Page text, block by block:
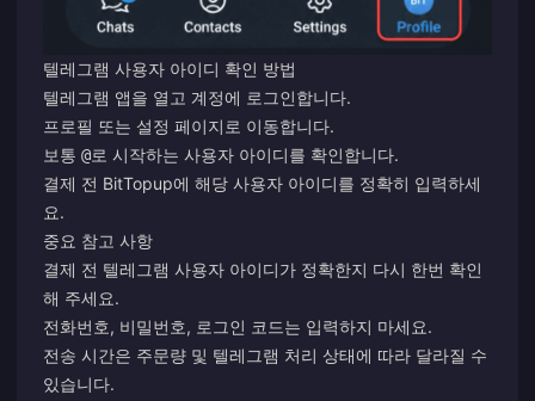
텔레그램 사용자 아이디 확인 방법
텔레그램 앱을 열고 계정에 로그인합니다.
프로필 또는 설정 페이지로 이동합니다.
보통 @로 시작하는 사용자 아이디를 확인합니다.
결제 전 BitTopup에 해당 사용자 아이디를 정확히 입력하세
요.
중요 참고 사항
결제 전 텔레그램 사용자 아이디가 정확한지 다시 한번 확인
해 주세요.
전화번호, 비밀번호, 로그인 코드는 입력하지 마세요.
전송 시간은 주문량 및 텔레그램 처리 상태에 따라 달라질 수
있습니다.